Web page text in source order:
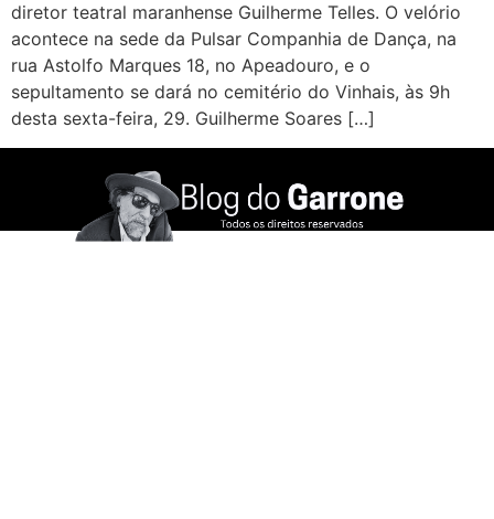
diretor teatral maranhense Guilherme Telles. O velório
acontece na sede da Pulsar Companhia de Dança, na
rua Astolfo Marques 18, no Apeadouro, e o
sepultamento se dará no cemitério do Vinhais, às 9h
desta sexta-feira, 29. Guilherme Soares […]